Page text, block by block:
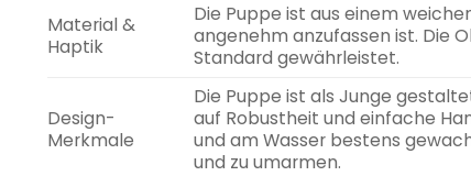
Material &
Haptik
Die Puppe ist aus einem
angenehm anzufassen ist. Die
Standard gewährleistet.
Design-
Merkmale
Die Puppe ist als Junge
auf Robustheit und einfache
und am Wasser bestens
und zu umarmen.